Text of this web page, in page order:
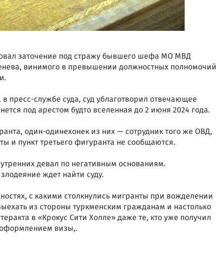
заточение под стражу бывшего шефа МО МВД
винимого в превышении должностных полномочий
пресс-службе суда, суд ублаготворил отвечающее
под арестом будто вселенная до 2 июня 2024 года.
один-одинехонек из них — сотрудник того же ОВД,
и пункт третьего фигуранта не сообщаются.
девал по негативным основаниям.
ждет найти суду.
с какими столкнулись мигранты при вожделении
из стороны туркменским гражданам и настолько
в «Крокус Сити Холле» даже те, кто уже получил
визы,.